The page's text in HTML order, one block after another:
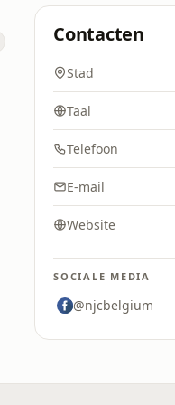
Contacten
Stad
Taal
Telefoon
E-mail
Website
SOCIALE MEDIA
@njcbelgium